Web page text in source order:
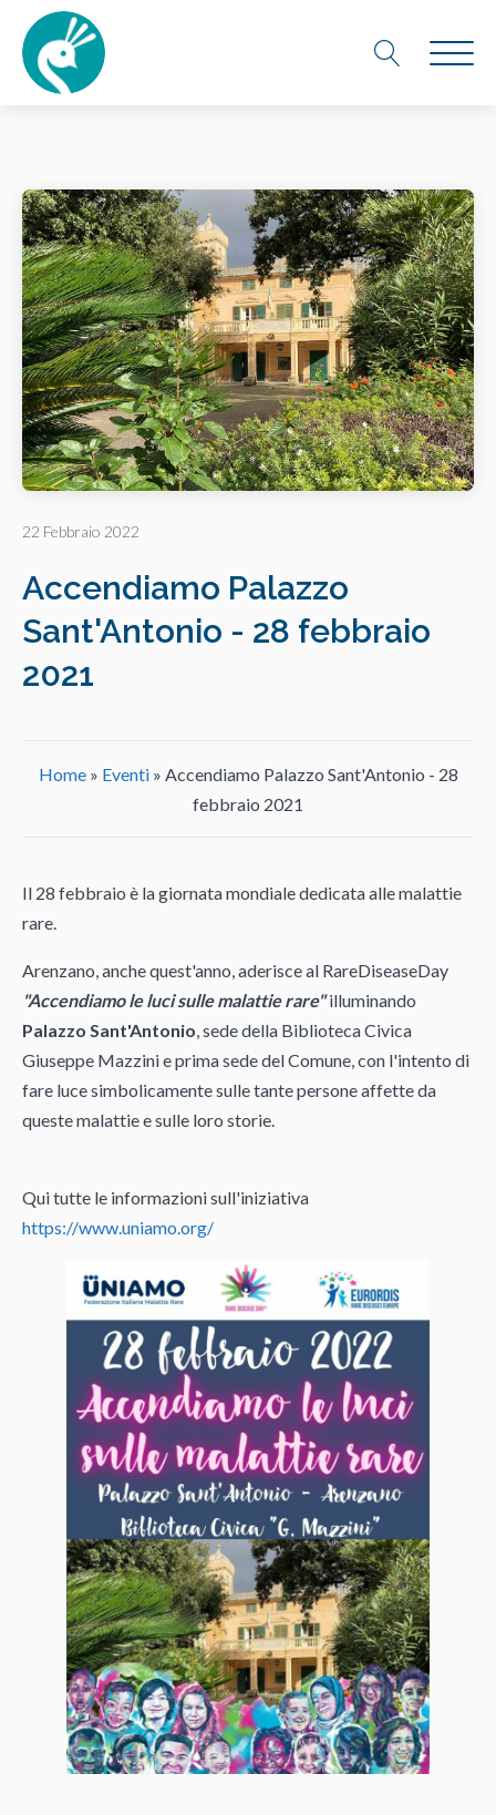
22 Febbraio 2022
Accendiamo Palazzo
Sant'Antonio - 28 febbraio
2021
Home» Eventi» Accendiamo Palazzo Sant'Antonio - 28
febbraio 2021
Il 28 febbraio è la giornata mondiale dedicata alle malattie
rare.
Arenzano, anche quest'anno, aderisce al RareDiseaseDay
"Accendiamo le luci sulle malattie rare"illuminando
Palazzo Sant'Antonio, sede della Biblioteca Civica
Giuseppe Mazzini e prima sede del Comune, con l'intento di
fare luce simbolicamente sulle tante persone affette da
queste malattie e sulle loro storie.
Qui tutte le informazioni sull'iniziativa
https://www.uniamo.org/